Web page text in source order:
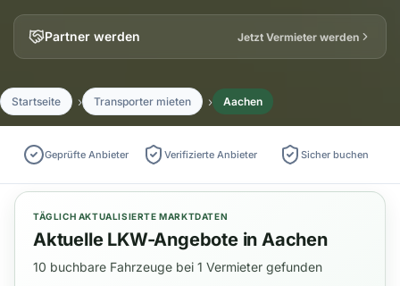
Partner werden Jetzt Vermieter werden
Startseite Transporter mieten Aachen
Geprüfte Anbieter Verifizierte Anbieter Sicher buchen
TÄGLICH AKTUALISIERTE MARKTDATEN
Aktuelle LKW-Angebote in Aachen
10 buchbare Fahrzeuge bei 1 Vermieter gefunden